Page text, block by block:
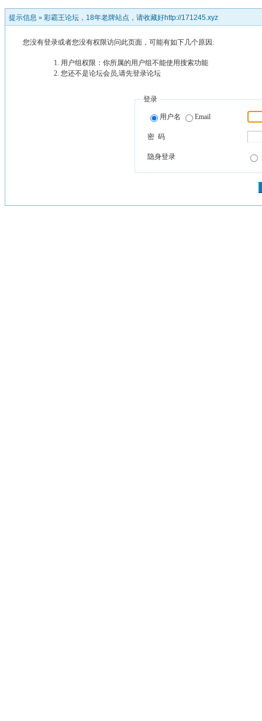
提示信息 » 彩霸王论坛，18年老牌站点，请收藏好http://171245.xyz
您没有登录或者您没有权限访问此页面，可能有如下几个原因:
用户组权限：你所属的用户组不能使用搜索功能
您还不是论坛会员,请先登录论坛
登录
用户名 Email
密 码
隐身登录